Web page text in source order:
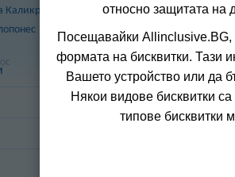
Каликратия
относно защитата на
Посещавайки
формата на бисквитки. Тази
Вашето устройство или да
Някои видове бисквитки
типове бисквитки